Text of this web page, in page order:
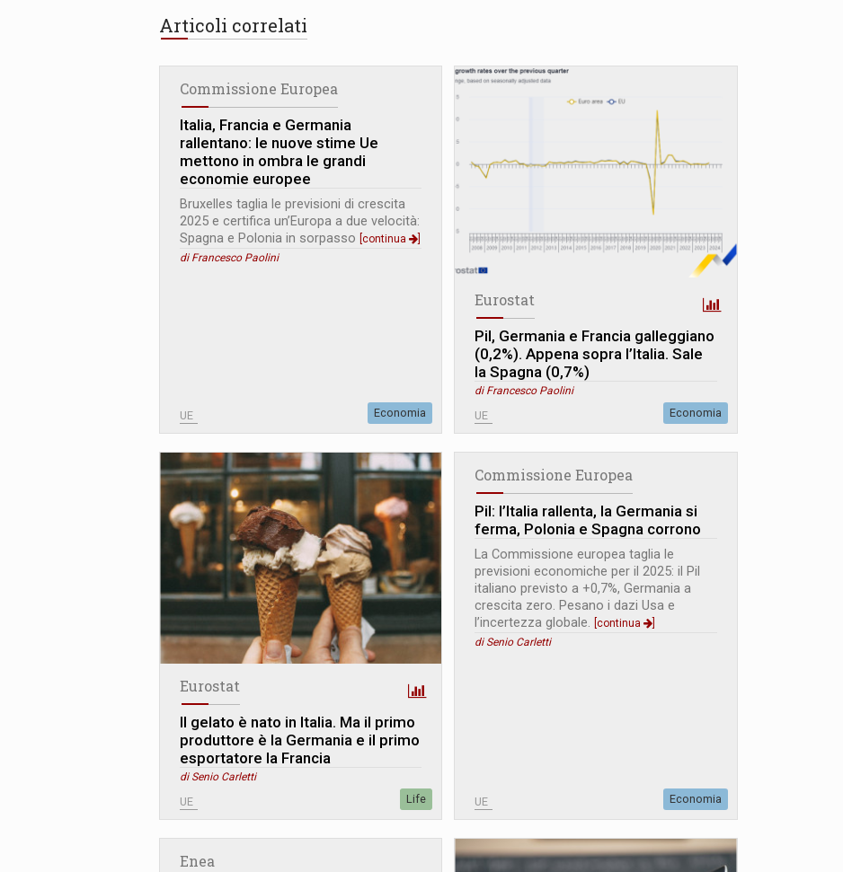
Articoli correlati
Commissione Europea
Italia, Francia e Germania
rallentano: le nuove stime Ue
mettono in ombra le grandi
economie europee
Bruxelles taglia le previsioni di crescita
2025 e certifica un’Europa a due velocità:
Spagna e Polonia in sorpasso [continua
di Francesco Paolini
UE Economia
Eurostat
Pil, Germania e Francia galleggiano
(0,2%). Appena sopra l’Italia. Sale
la Spagna (0,7%)
di Francesco Paolini
UE Economia
Eurostat
Il gelato è nato in Italia. Ma il primo
produttore è la Germania e il primo
esportatore la Francia
di Senio Carletti
UE Life
Commissione Europea
Pil: l’Italia rallenta, la Germania si
ferma, Polonia e Spagna corrono
La Commissione europea taglia le
previsioni economiche per il 2025: il Pil
italiano previsto a +0,7%, Germania a
crescita zero. Pesano i dazi Usa e
l’incertezza globale. [continua
di Senio Carletti
UE Economia
Enea